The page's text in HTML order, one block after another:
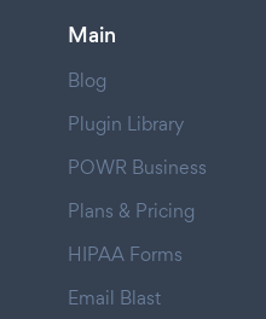
Main
Blog
Plugin Library
POWR Business
Plans & Pricing
HIPAA Forms
Email Blast